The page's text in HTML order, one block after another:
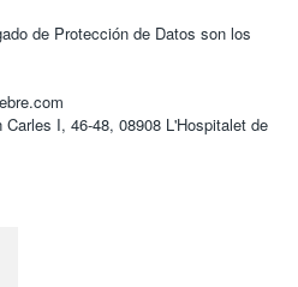
de Protección de Datos son los
I, 46-48, 08908 L'Hospitalet de